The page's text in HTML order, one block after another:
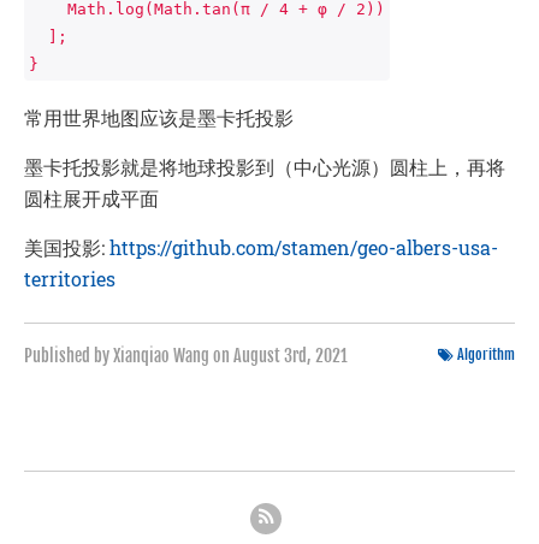
    Math.log(Math.tan(π / 4 + φ / 2))
  ];
}
常用世界地图应该是墨卡托投影
墨卡托投影就是将地球投影到（中心光源）圆柱上，再将
圆柱展开成平面
美国投影:https://github.com/stamen/geo-albers-usa-
territories
Published by Xianqiao Wang on August 3rd, 2021 Algorithm